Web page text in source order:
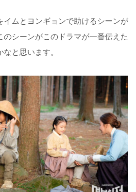
イムとヨンギョンで助けるシーンが
のシーンがこのドラマが一番伝えた
と思います。